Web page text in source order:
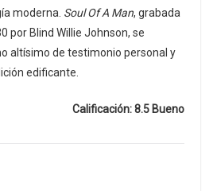
moderna. Soul Of A Man, grabada
por Blind Willie Johnson, se
altísimo de testimonio personal y
edificante.
Calificación: 8.5 Bueno